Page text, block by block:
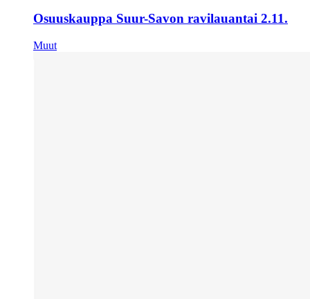
Osuuskauppa Suur-Savon ravilauantai 2.11.
Muut